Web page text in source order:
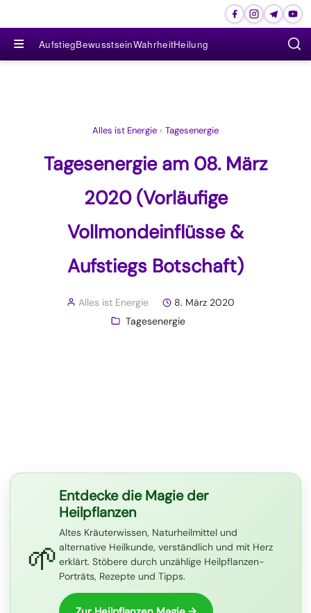
≡ AufstiegBewusstseinWahrheitHeilung
Alles ist Energie › Tagesenergie
Tagesenergie am 08. März
2020 (Vorläufige
Vollmondeinflüsse &
Aufstiegs Botschaft)
Alles ist Energie
8. März 2020
Tagesenergie
🌱
Entdecke die Magie der
Heilpflanzen
Altes Kräuterwissen, Naturheilmittel und
alternative Heilkunde, verständlich und mit Herz
erklärt. Stöbere durch unzählige Heilpflanzen-
Porträts, Rezepte und Tipps.